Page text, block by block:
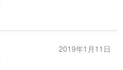
2019年1月11日